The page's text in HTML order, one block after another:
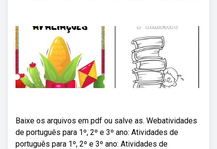
Baixe os arquivos em pdf ou salve as. Webatividades
de português para 1º, 2º e 3º ano: Atividades de
português para 1º, 2º e 3º ano: Atividades de